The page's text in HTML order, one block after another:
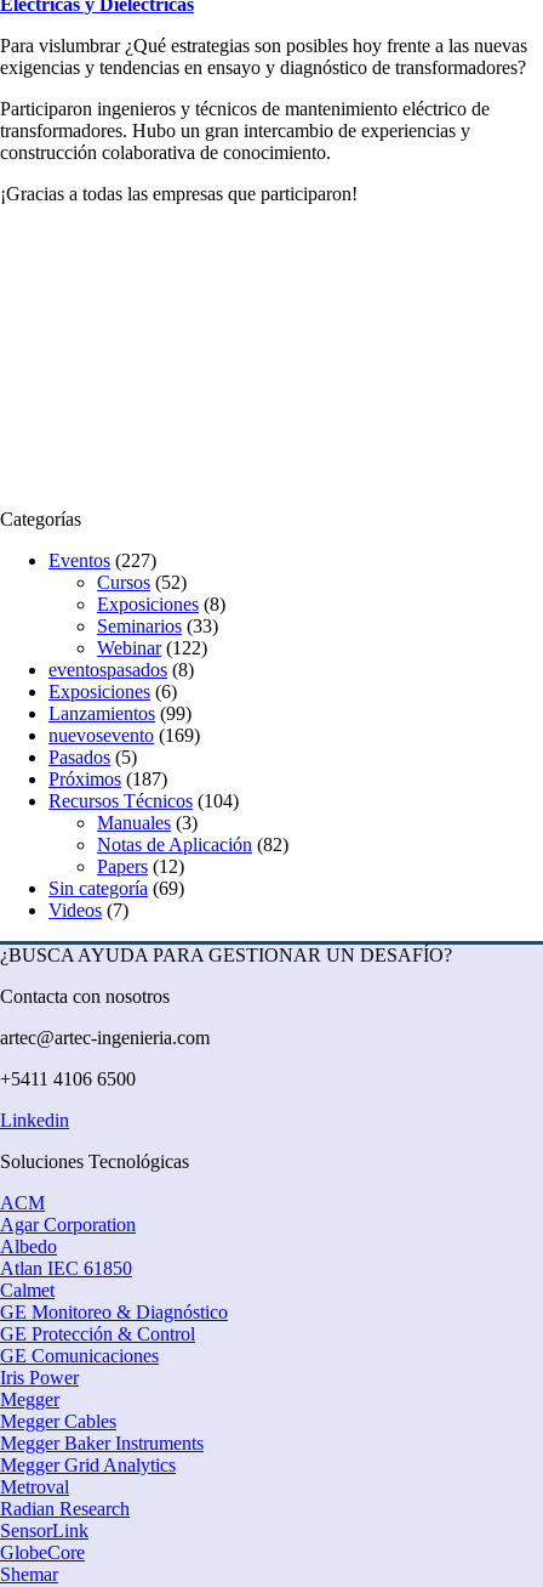
Eléctricas y Dieléctricas
Para vislumbrar ¿Qué estrategias son posibles hoy frente a las nuevas
exigencias y tendencias en ensayo y diagnóstico de transformadores?
Participaron ingenieros y técnicos de mantenimiento eléctrico de
transformadores. Hubo un gran intercambio de experiencias y
construcción colaborativa de conocimiento.
¡Gracias a todas las empresas que participaron!
Categorías
Eventos (227)
Cursos (52)
Exposiciones (8)
Seminarios (33)
Webinar(122)
eventospasados (8)
Exposiciones (6)
Lanzamientos (99)
nuevosevento (169)
Pasados (5)
Próximos (187)
Recursos Técnicos (104)
Manuales (3)
Notas de Aplicación (82)
Papers (12)
Sin categoría (69)
Videos (7)
¿BUSCA AYUDA PARA GESTIONAR UN DESAFÍO?
Contacta con nosotros
artec@artec-ingenieria.com
+5411 4106 6500
Linkedin
Soluciones Tecnológicas
ACM
Agar Corporation
Albedo
Atlan IEC 61850
Calmet
GE Monitoreo & Diagnóstico
GE Protección & Control
GE Comunicaciones
Iris Power
Megger
Megger Cables
Megger Baker Instruments
Megger Grid Analytics
Metroval
Radian Research
SensorLink
GlobeCore
Shemar